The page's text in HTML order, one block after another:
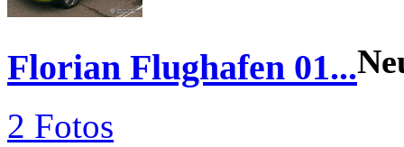
Florian Flughafen 01...
2 Fotos